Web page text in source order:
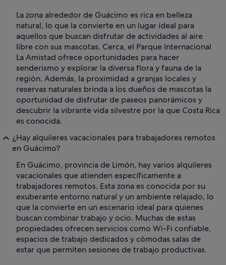
La zona alrededor de Guácimo es rica en belleza
natural, lo que la convierte en un lugar ideal para
aquellos que buscan disfrutar de actividades al aire
libre con sus mascotas. Cerca, el Parque Internacional
La Amistad ofrece oportunidades para hacer
senderismo y explorar la diversa flora y fauna de la
región. Además, la proximidad a granjas locales y
reservas naturales brinda a los dueños de mascotas la
oportunidad de disfrutar de paseos panorámicos y
descubrir la vibrante vida silvestre por la que Costa Rica
es conocida.
¿Hay alquileres vacacionales para trabajadores remotos
en Guácimo?
En Guácimo, provincia de Limón, hay varios alquileres
vacacionales que atienden específicamente a
trabajadores remotos. Esta zona es conocida por su
exuberante entorno natural y un ambiente relajado, lo
que la convierte en un escenario ideal para quienes
buscan combinar trabajo y ocio. Muchas de estas
propiedades ofrecen servicios como Wi-Fi confiable,
espacios de trabajo dedicados y cómodas salas de
estar que permiten sesiones de trabajo productivas.